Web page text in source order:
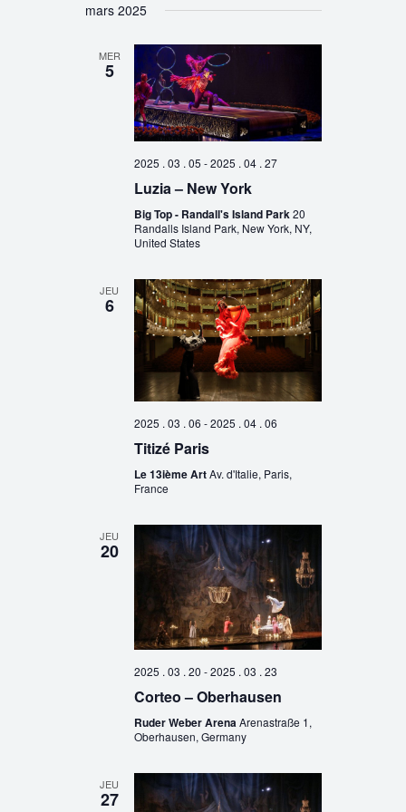
mars 2025
MER
5
2025 . 03 . 05 -2025 . 04 . 27
Luzia – New York
Big Top - Randall's Island Park20
Randalls Island Park, New York, NY,
United States
JEU
6
2025 . 03 . 06 -2025 . 04 . 06
Titizé Paris
Le 13ième ArtAv. d'Italie, Paris,
France
JEU
20
2025 . 03 . 20 -2025 . 03 . 23
Corteo – Oberhausen
Ruder Weber Arena Arenastraße 1,
Oberhausen, Germany
JEU
27